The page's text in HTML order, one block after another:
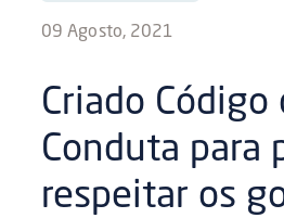
09 Agosto, 2021
Criado Código
Conduta para
respeitar os